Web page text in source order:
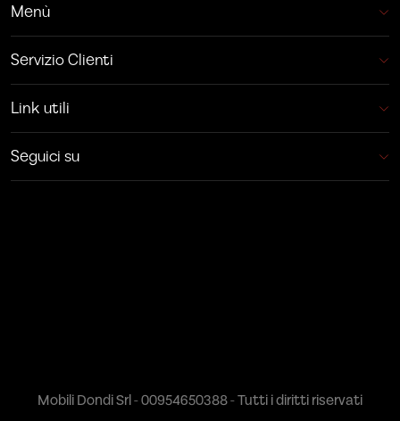
Menù
Servizio Clienti
Link utili
Seguici su
Mobili Dondi Srl - 00954650388 - Tutti i diritti riservati